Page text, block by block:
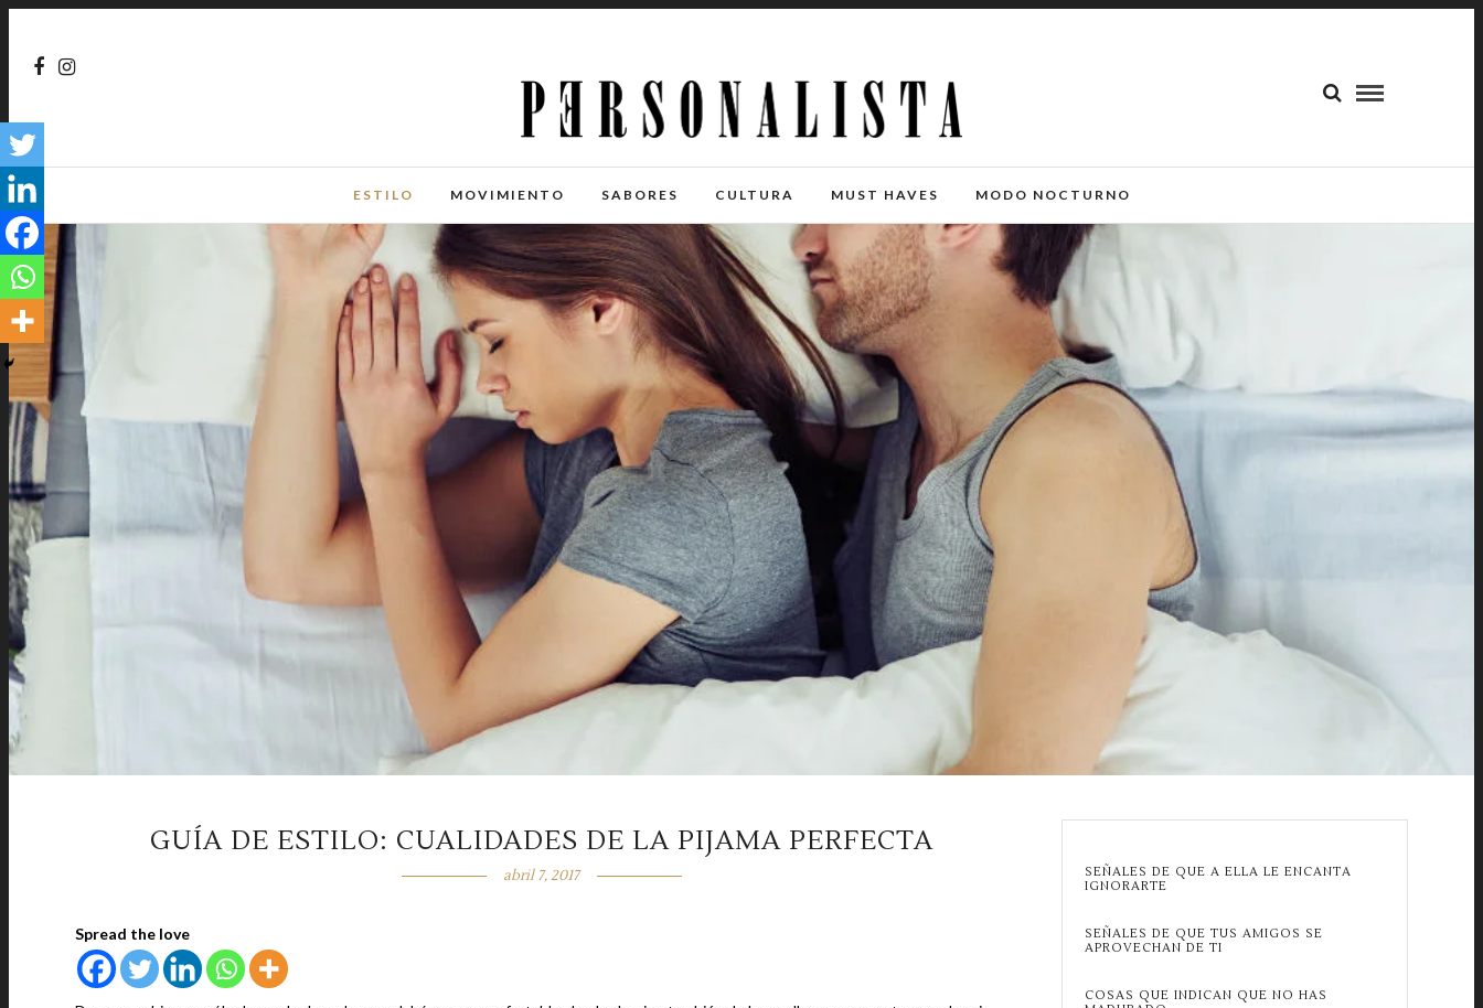
ESTILO MOVIMIENTO SABORES CULTURA MUST HAVES MODO NOCTURNO
GUÍA DE ESTILO: CUALIDADES DE LA PIJAMA PERFECTA
abril 7, 2017
Spread the love
SEÑALES DE QUE A ELLA LE ENCANTA
IGNORARTE
SEÑALES DE QUE TUS AMIGOS SE
APROVECHAN DE TI
COSAS QUE INDICAN QUE NO HAS